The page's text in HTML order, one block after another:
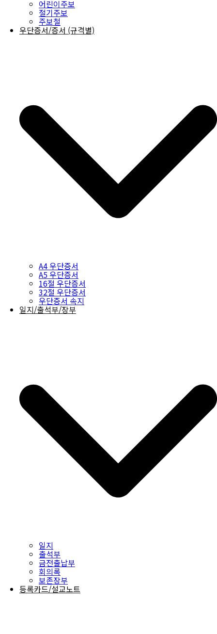
어린이주보
절기주보
주보철
우단증서/증서 (규격별)
A4 우단증서
A5 우단증서
16절 우단증서
32절 우단증서
우단증서 속지
일지/출석부/장부
일지
출석부
금전출납부
회의록
보존장부
등록카드/설교노트